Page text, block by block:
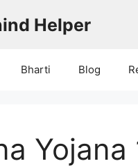
Helper
Bharti Blog